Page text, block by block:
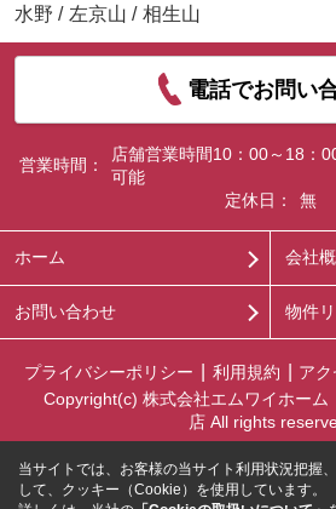
水野 / 左京山 / 相生山
電話でお問い
営業時間：
店舗営業時間10：00～18：
可能
定休日：
無
ホーム 会社
お問い合わせ 物件
プライバシーポリシー 利用規約 ア
Copyright(c) 株式会社エムワイホー
店 All rights
当サイトでは、お客様の当サイト利用状況把握
して、クッキー（Cookie）を使用しています。